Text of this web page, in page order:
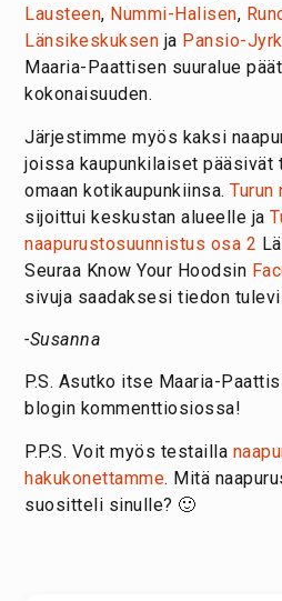
Lausteen, Nummi-Halisen,
Länsikeskuksen ja Pansio-
Maaria-Paattisen suuralue
kokonaisuuden.
Järjestimme myös kaksi
joissa kaupunkilaiset pääsivät
omaan kotikaupunkiinsa.Turun
sijoittui keskustan alueelle ja
naapurustosuunnistus osa 2
Seuraa Know Your Hoodsin
sivuja saadaksesi tiedon
-Susanna
P.S. Asutko itse Maaria-
blogin kommenttiosiossa!
P.P.S. Voit myös testailla
hakukonettamme. Mitä
suositteli sinulle? 🙂